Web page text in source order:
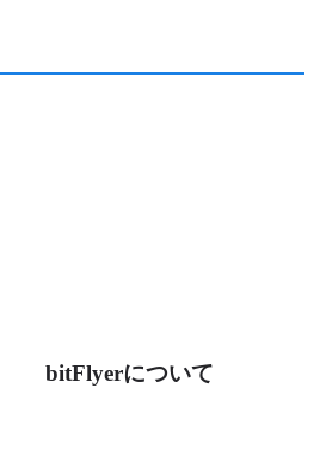
bitFlyerについて